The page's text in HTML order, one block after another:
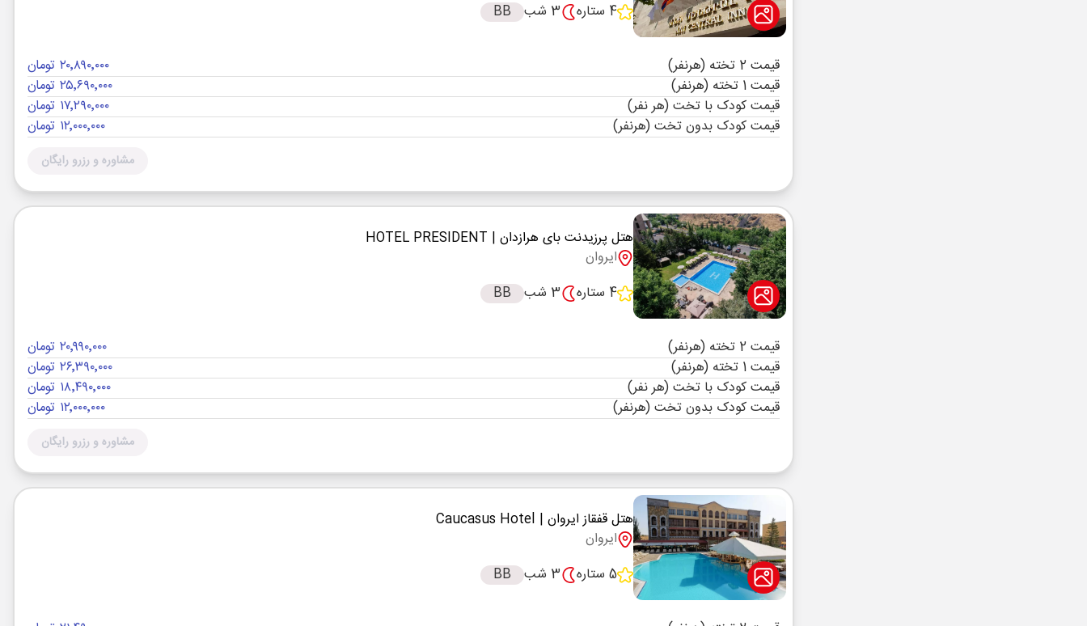
4 ستاره
3 شب BB
قیمت 2 تخته (هرنفر)
۲۰٬۸۹۰٬۰۰۰ تومان
قیمت 1 تخته (هرنفر)
۲۵٬۶۹۰٬۰۰۰ تومان
قیمت کودک با تخت (هر نفر)
۱۷٬۲۹۰٬۰۰۰ تومان
قیمت کودک بدون تخت (هرنفر)
۱۲٬۰۰۰٬۰۰۰ تومان
مشاوره و رزرو رایگان
هتل پرزیدنت بای هرازدان | HOTEL PRESIDENT
ایروان
4 ستاره
3 شب BB
قیمت 2 تخته (هرنفر)
۲۰٬۹۹۰٬۰۰۰ تومان
قیمت 1 تخته (هرنفر)
۲۶٬۳۹۰٬۰۰۰ تومان
قیمت کودک با تخت (هر نفر)
۱۸٬۴۹۰٬۰۰۰ تومان
قیمت کودک بدون تخت (هرنفر)
۱۲٬۰۰۰٬۰۰۰ تومان
مشاوره و رزرو رایگان
هتل قفقاز ایروان | Caucasus Hotel
ایروان
5 ستاره
3 شب BB